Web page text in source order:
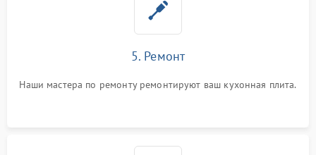
5. Ремонт
Наши мастера по ремонту ремонтируют ваш кухонная плита.